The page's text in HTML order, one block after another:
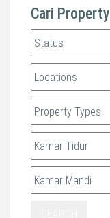
Cari Property